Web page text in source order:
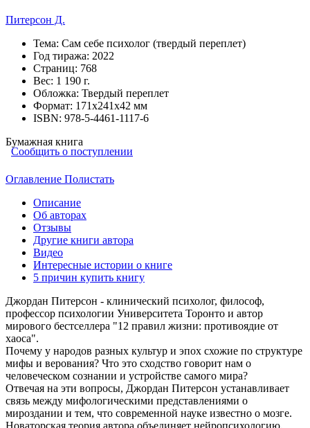
Питерсон Д.
Тема: Сам себе психолог (твердый переплет)
Год тиража: 2022
Страниц: 768
Вес: 1 190 г.
Обложка: Твердый переплет
Формат: 171х241х42 мм
ISBN: 978-5-4461-1117-6
Бумажная книга
Сообщить о поступлении
Оглавление Полистать
Описание
Об авторах
Отзывы
Другие книги автора
Видео
Интересные истории о книге
5 причин купить книгу
Джордан Питерсон - клинический психолог, философ,
профессор психологии Университета Торонто и автор
мирового бестселлера "12 правил жизни: противоядие от
хаоса".
Почему у народов разных культур и эпох схожие по структуре
мифы и верования? Что это сходство говорит нам о
человеческом сознании и устройстве самого мира?
Отвечая на эти вопросы, Джордан Питерсон устанавливает
связь между мифологическими представлениями о
мироздании и тем, что современной науке известно о мозге.
Новаторская теория автора объединяет нейропсихологию,